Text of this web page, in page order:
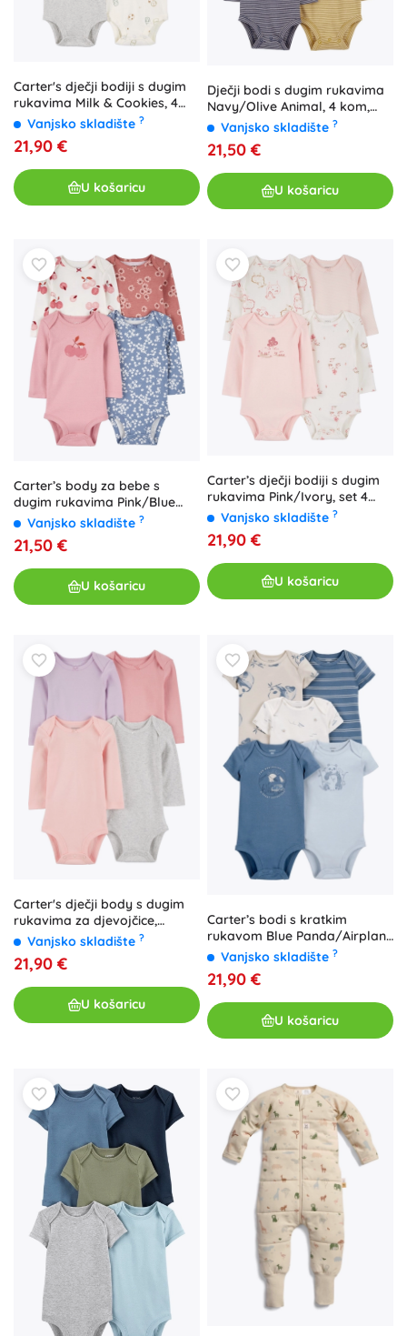
Carter's dječji bodiji s dugim
rukavima Milk & Cookies, 4
kom, vel. 56
Vanjsko skladište ?
21,90 €
U košaricu
Dječji bodi s dugim rukavima
Navy/Olive Animal, 4 kom,
NB/56
Vanjsko skladište ?
21,50 €
U košaricu
Carter’s body za bebe s
dugim rukavima Pink/Blue
Floral, 4 kom, vel. 56 (NB)
Vanjsko skladište ?
21,50 €
U košaricu
Carter’s dječji bodiji s dugim
rukavima Pink/Ivory, set 4
kom, vel. 56
Vanjsko skladište ?
21,90 €
U košaricu
Carter's dječji body s dugim
rukavima za djevojčice,
ljubičasta/siva/ružičasta, 4
kom, vel. 56
Vanjsko skladište ?
21,90 €
U košaricu
Carter’s bodi s kratkim
rukavom Blue Panda/Airplane
za dječake, 5 kom, vel. 56
Vanjsko skladište ?
21,90 €
U košaricu